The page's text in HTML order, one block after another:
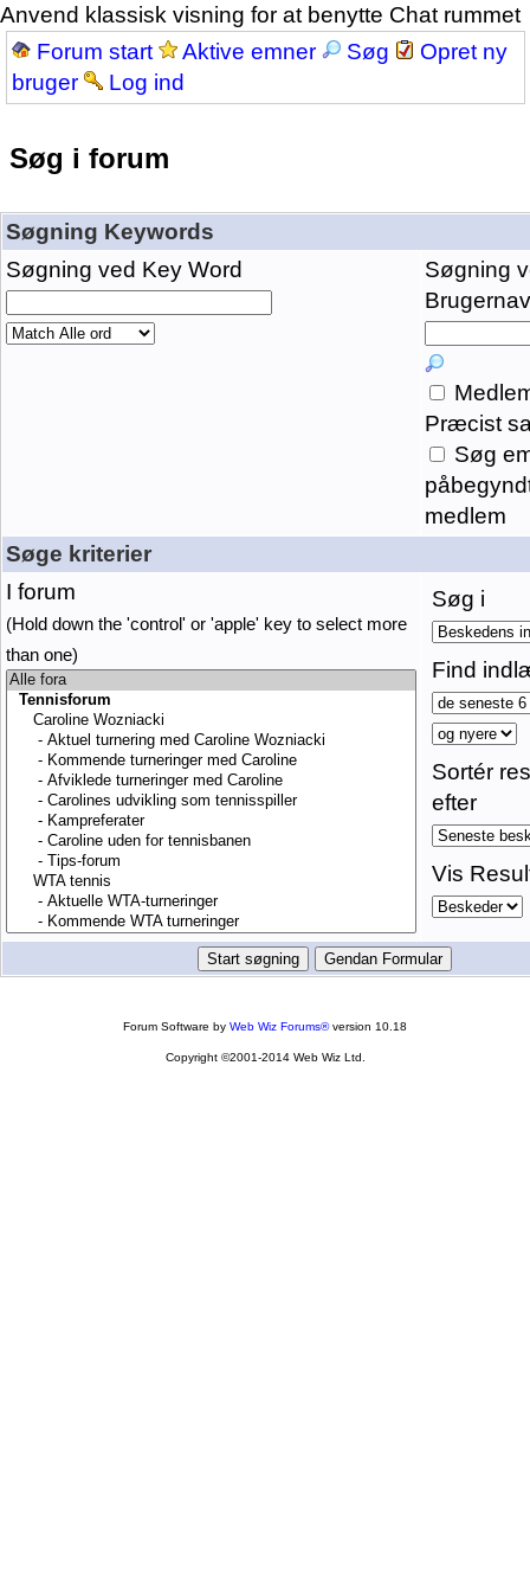
Anvend klassisk visning for at benytte Chat rummet
Forum start
Aktive emner Søg
Opret ny
bruger
Log ind
Søg i forum
Søgning Keywords
Søgning ved Key Word
Søgning
Præcist
Søg
medlem
Søge kriterier
I forum
(Hold down the 'control' or 'apple' key to select more
than one)
Søg i
Find
Sortér
efter
Vis
Forum Software by Web Wiz Forums®version 10.18
Copyright ©2001-2014 Web Wiz Ltd.